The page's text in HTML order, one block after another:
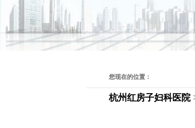
您现在的位置：
杭州红房子妇科医院